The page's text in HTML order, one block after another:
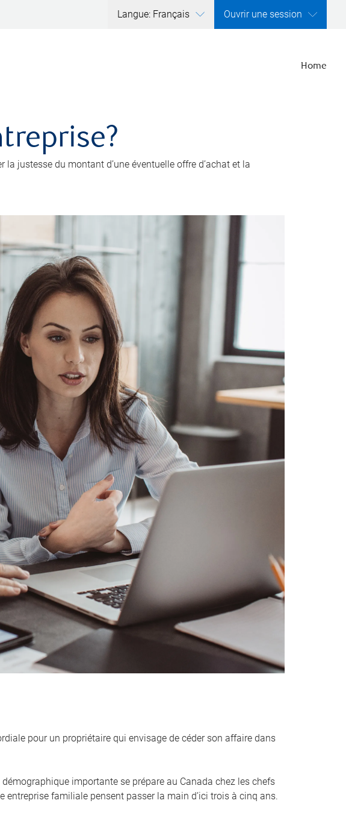
Langue: Français Ouvrir une session
Home
justesse du montant d’une éventuelle offre d’achat et la
pour un propriétaire qui envisage de céder son affaire dans
importante se prépare au Canada chez les chefs
entreprise familiale pensent passer la main d’ici trois à cinq ans.